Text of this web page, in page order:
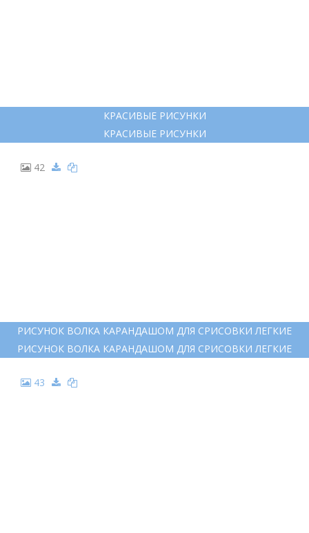
КРАСИВЫЕ РИСУНКИ
КРАСИВЫЕ РИСУНКИ
42
РИСУНОК ВОЛКА КАРАНДАШОМ ДЛЯ СРИСОВКИ ЛЕГКИЕ
РИСУНОК ВОЛКА КАРАНДАШОМ ДЛЯ СРИСОВКИ ЛЕГКИЕ
43